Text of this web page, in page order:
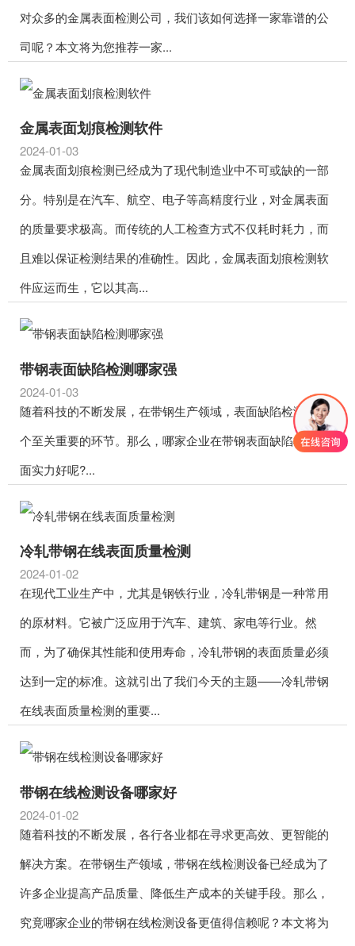
对众多的金属表面检测公司，我们该如何选择一家靠谱的公
司呢？本文将为您推荐一家...
金属表面划痕检测软件
2024-01-03
金属表面划痕检测已经成为了现代制造业中不可或缺的一部
分。特别是在汽车、航空、电子等高精度行业，对金属表面
的质量要求极高。而传统的人工检查方式不仅耗时耗力，而
且难以保证检测结果的准确性。因此，金属表面划痕检测软
件应运而生，它以其高...
带钢表面缺陷检测哪家强
2024-01-03
随着科技的不断发展，在带钢生产领域，表面缺陷检测是一
个至关重要的环节。那么，哪家企业在带钢表面缺陷检测方
面实力好呢?...
冷轧带钢在线表面质量检测
2024-01-02
在现代工业生产中，尤其是钢铁行业，冷轧带钢是一种常用
的原材料。它被广泛应用于汽车、建筑、家电等行业。然
而，为了确保其性能和使用寿命，冷轧带钢的表面质量必须
达到一定的标准。这就引出了我们今天的主题——冷轧带钢
在线表面质量检测的重要...
带钢在线检测设备哪家好
2024-01-02
随着科技的不断发展，各行各业都在寻求更高效、更智能的
解决方案。在带钢生产领域，带钢在线检测设备已经成为了
许多企业提高产品质量、降低生产成本的关键手段。那么，
究竟哪家企业的带钢在线检测设备更值得信赖呢？本文将为